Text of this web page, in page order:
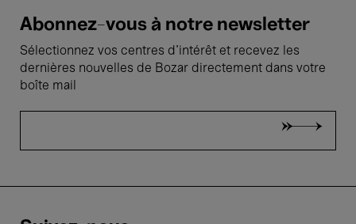
Abonnez-vous à notre newsletter
Sélectionnez vos centres d'intérêt et recevez les
dernières nouvelles de Bozar directement dans votre
boîte mail